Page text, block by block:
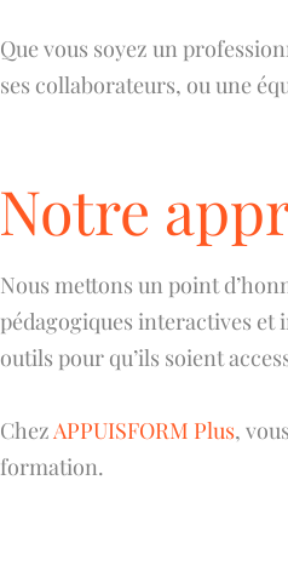
Que vous soyez un
ses collaborateurs, ou une
Notre
Nous mettons un point
pédagogiques interactives et
outils pour qu’ils soient
ChezAPPUISFORM Plus,
formation.